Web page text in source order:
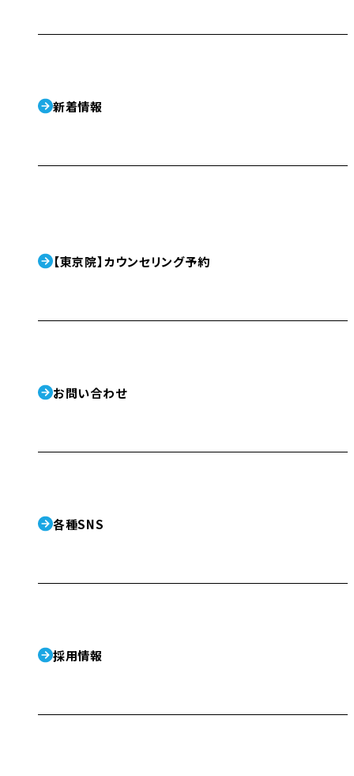
新着情報
【東京院】カウンセリング予約
お問い合わせ
各種SNS
採用情報